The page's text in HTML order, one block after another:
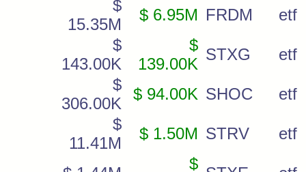
$
15.35M
$ 6.95M FRDM
etf
$
143.00K
$
139.00K
STXG
etf
$
306.00K
$ 94.00K SHOC
etf
$
11.41M
$ 1.50M STRV etf
$